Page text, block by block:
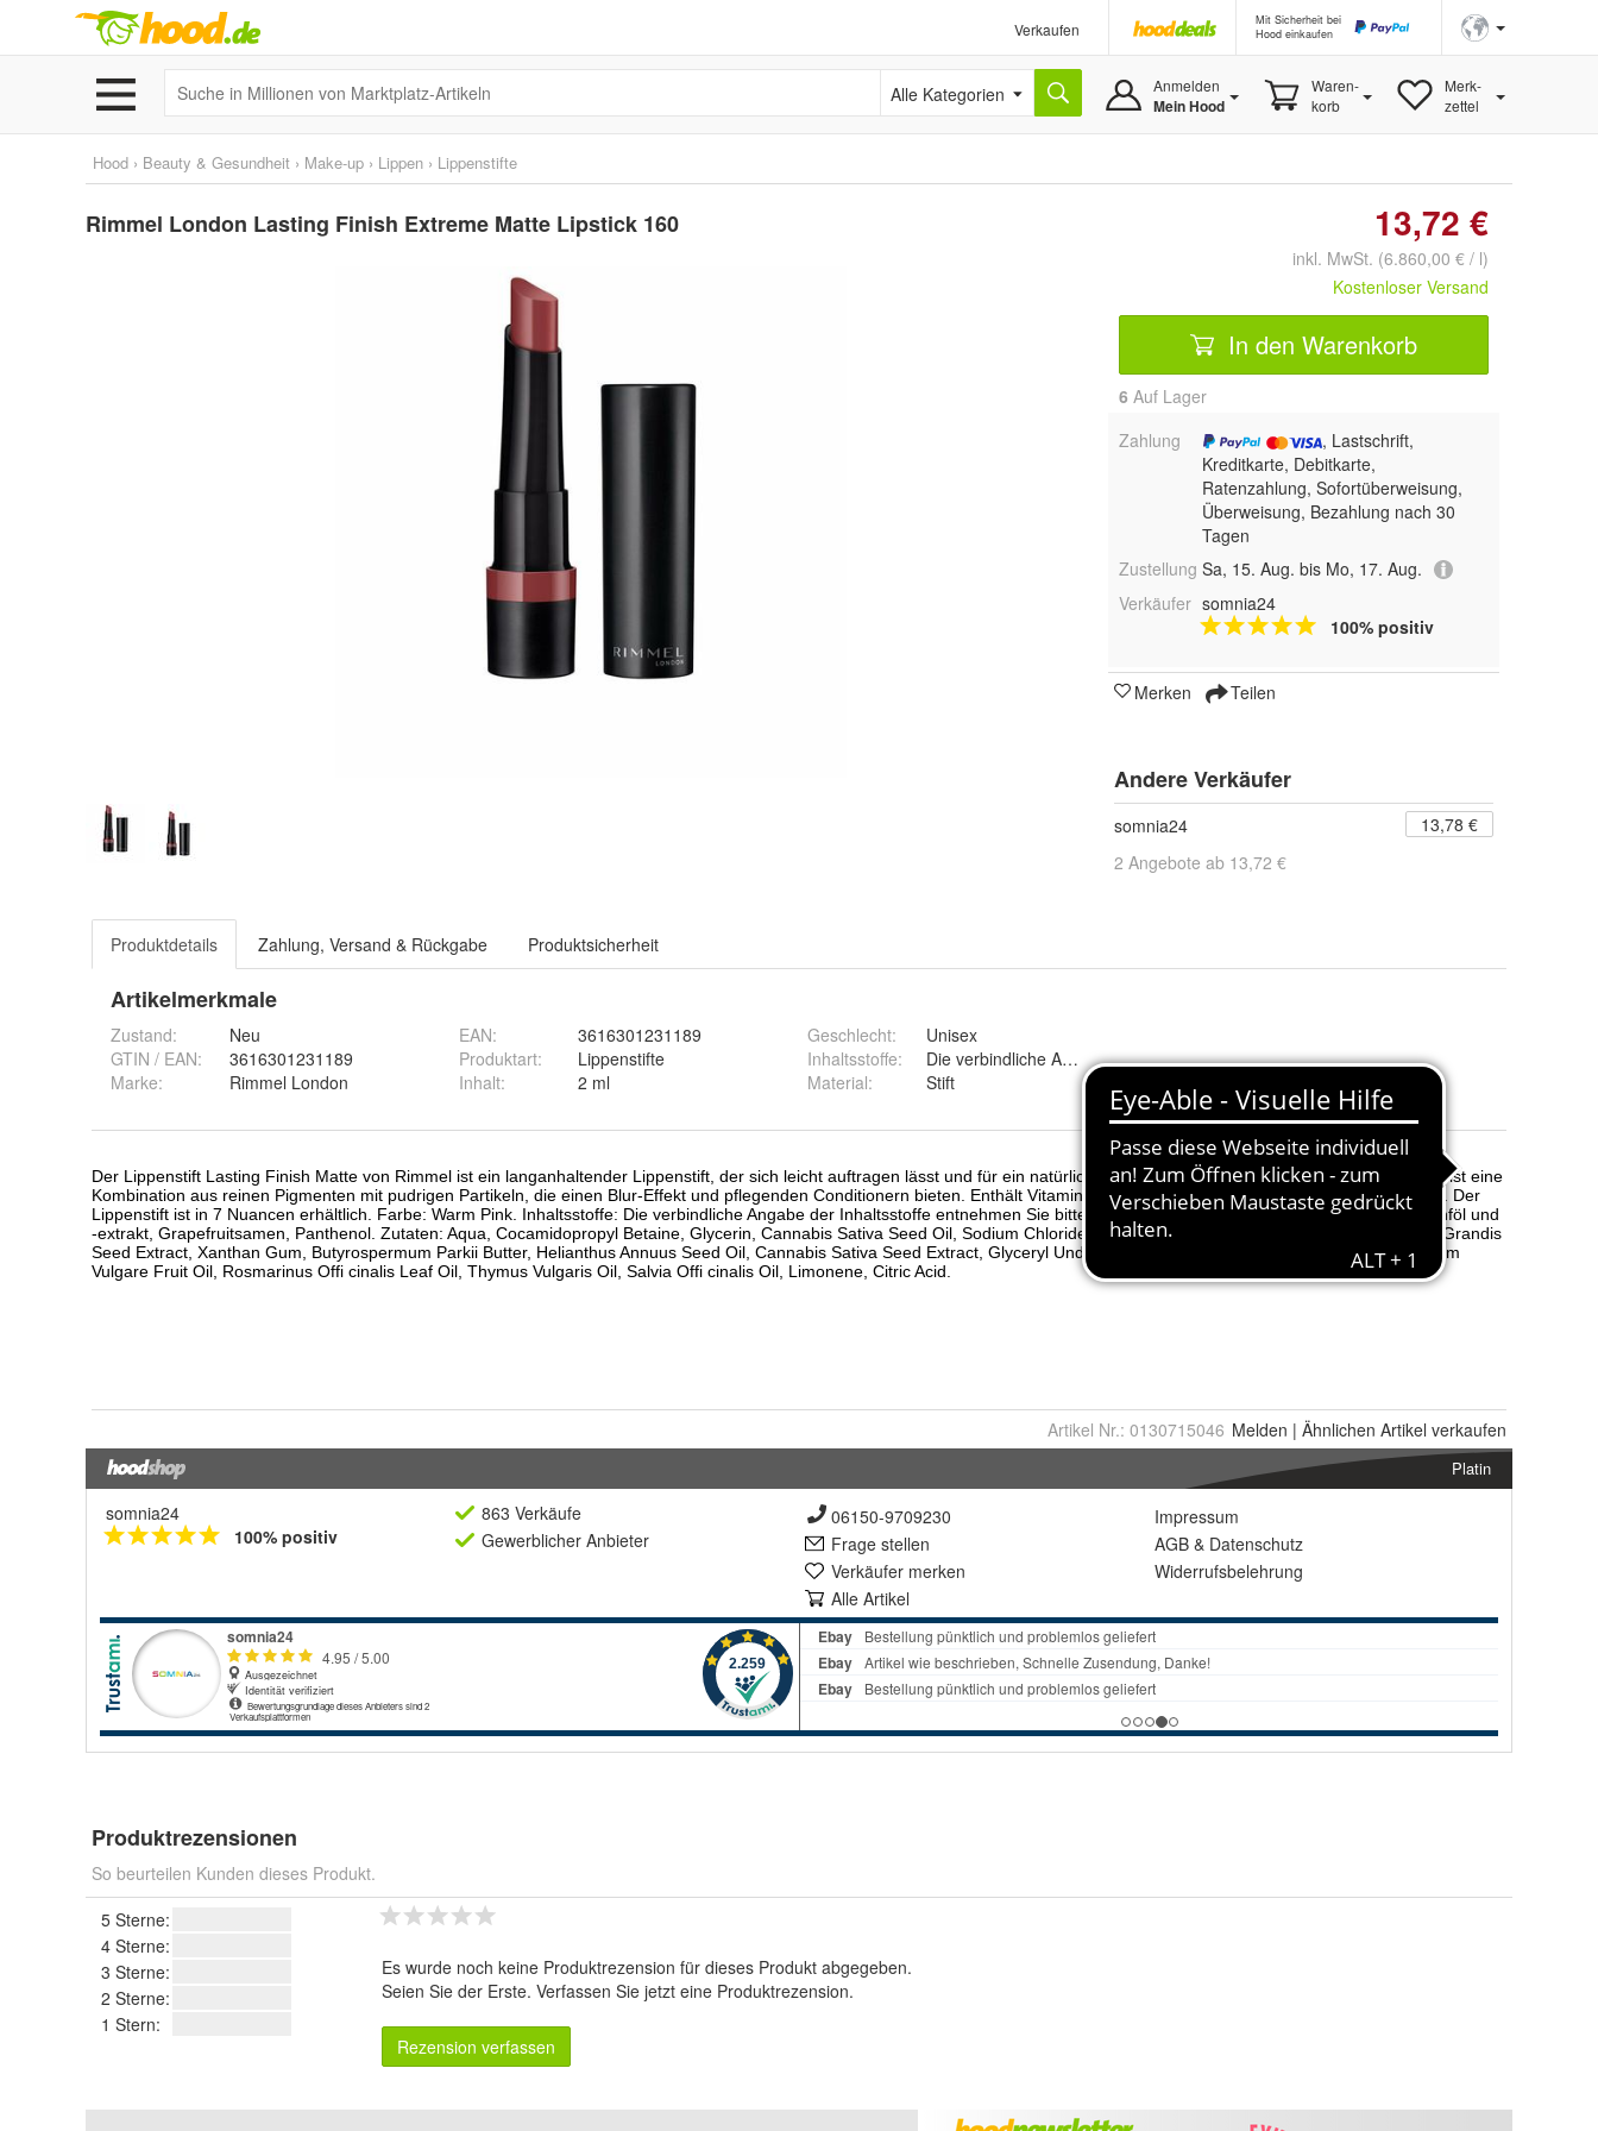
Verkaufen
Mit Sicherheit bei
Hood einkaufen
Alle Kategorien Anmelden
Mein Hood
Waren-
korb
Merk-
zettel
Hood › Beauty & Gesundheit › Make-up › Lippen › Lippenstifte
Rimmel London Lasting Finish Extreme Matte Lipstick 160 13,72 €
inkl. MwSt. (6.860,00 € / l)
Kostenloser Versand
In den Warenkorb
6 Auf Lager
Zahlung
, Lastschrift,
Kreditkarte, Debitkarte,
Ratenzahlung, Sofortüberweisung,
Überweisung, Bezahlung nach 30
Tagen
Zustellung Sa, 15. Aug. bis Mo, 17. Aug.
Verkäufer somnia24
100% positiv
Merken Teilen
Andere Verkäufer
somnia24
13,78 €
2 Angebote ab 13,72 €
Produktdetails Zahlung, Versand & Rückgabe Produktsicherheit
Artikelmerkmale
Zustand:
Neu
GTIN / EAN:
3616301231189
Marke:
Rimmel London
EAN:
3616301231189
Produktart:
Lippenstifte
Inhalt: 2 ml
Geschlecht:
Unisex
Inhaltsstoffe:
Material: Stift
Artikel Nr.: 0130715046 Melden | Ähnlichen Artikel verkaufen
Platin
somnia24
100% positiv
863 Verkäufe
Gewerblicher Anbieter
06150-9709230
Frage stellen
Verkäufer merken
Alle Artikel
Impressum
AGB & Datenschutz
Widerrufsbelehrung
Produktrezensionen
So beurteilen Kunden dieses Produkt.
5 Sterne:
4 Sterne:
3 Sterne:
2 Sterne:
1 Stern:
Es wurde noch keine Produktrezension für dieses Produkt abgegeben.
Seien Sie der Erste. Verfassen Sie jetzt eine Produktrezension.
Rezension verfassen